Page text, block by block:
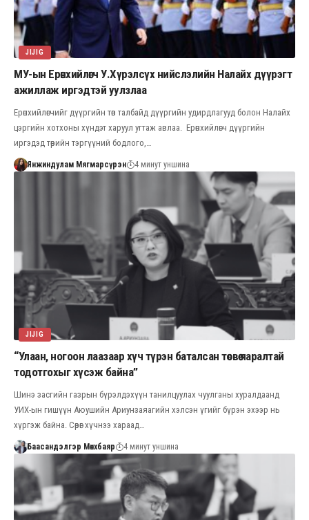
JIJIG
МУ-ын Ерөнхийлөгч У.Хүрэлсүх нийслэлийн Налайх дүүрэгт
ажиллаж иргэдтэй уулзлаа
Ерөнхийлөгчийг дүүргийн төв талбайд дүүргийн удирдлагууд болон Налайх
цэргийн хотхоны хүндэт харуул угтаж авлаа. Ерөнхийлөгч дүүргийн
иргэдэд төрийн тэргүүний бодлого,…
Янжиндулам Мягмарсүрэн 4 минут уншина
JIJIG
“Улаан, ногоон лаазаар хүч түрэн баталсан төсвөө яаралтай
тодотгохыг хүсэж байна”
Шинэ засгийн газрын бүрэлдэхүүн танилцуулах чуулганы хуралдаанд
УИХ-ын гишүүн Аюушийн Ариунзаяагийн хэлсэн үгийг бүрэн эхээр нь
хүргэж байна. Сөрөг хүчнээ хараад…
Баасандэлгэр Мөнхбаяр 4 минут уншина